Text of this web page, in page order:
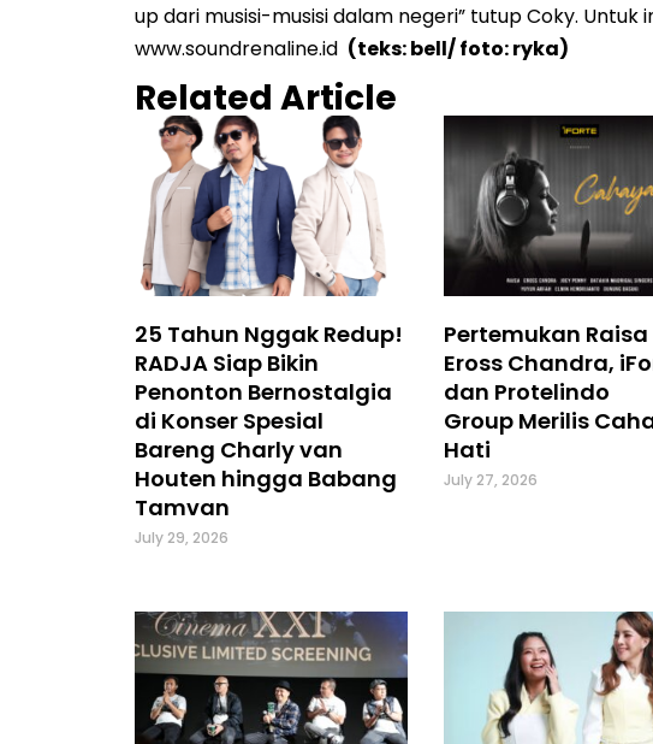
up dari musisi-musisi dalam negeri” tutup Coky.
www.soundrenaline.id (teks: bell/ foto: ryka)
Related Article
25 Tahun Nggak Redup!
RADJA Siap Bikin
Penonton Bernostalgia
di Konser Spesial
Bareng Charly van
Houten hingga Babang
Tamvan
July 29, 2026
Pertemukan
Eross Chandra,
dan Protelindo
Group Merilis
Hati
July 27, 2026